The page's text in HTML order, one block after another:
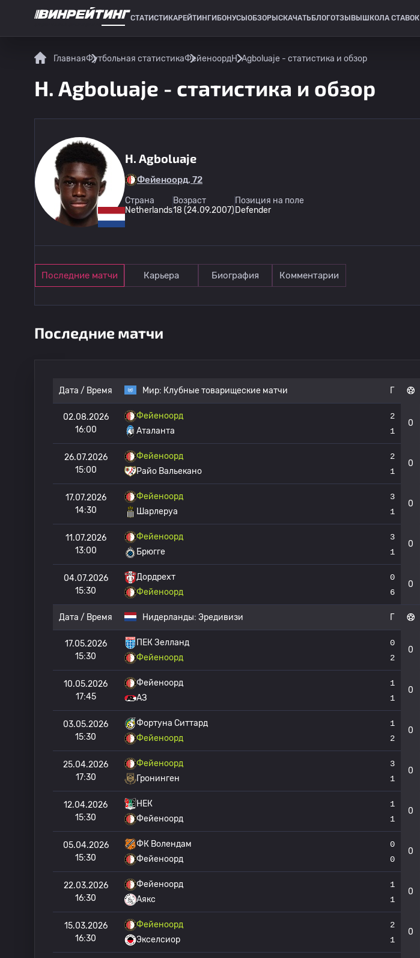
СТАТИСТИКАРЕЙТИНГИ БОНУСЫ ОБЗОРЫ СКАЧАТЬ БЛОГОТЗЫВЫ ШКОЛА СТАВОК
ГлавнаяФутбольная статистикаФейеноордH. Agboluaje - статистика и обзор
H. Agboluaje - статистика и обзор
H. Agboluaje
Фейеноорд, 72
Страна
Netherlands
Возраст
18 (24.09.2007)
Позиция на поле
Defender
Последние матчи Карьера Биография Комментарии
Последние матчи
Дата / Время Мир: Клубные товарищеские матчи Г
02.08.2026
16:00
Фейеноорд
Аталанта
2
1
0
26.07.2026
15:00
Фейеноорд
Райо Вальекано
2
1
0
17.07.2026
14:30
Фейеноорд
Шарлеруа
3
1
0
11.07.2026
13:00
Фейеноорд
Брюгге
3
1
0
04.07.2026
15:30
Дордрехт
Фейеноорд
0
6
0
Дата / Время Нидерланды: Эредивизи Г
17.05.2026
15:30
ПЕК Зелланд
Фейеноорд
0
2
0
10.05.2026
17:45
Фейеноорд
АЗ
1
1
0
03.05.2026
15:30
Фортуна Ситтард
Фейеноорд
1
2
0
25.04.2026
17:30
Фейеноорд
Гронинген
3
1
0
12.04.2026
15:30
НЕК
Фейеноорд
1
1
0
05.04.2026
15:30
ФК Волендам
Фейеноорд
0
0
0
22.03.2026
16:30
Фейеноорд
Аякс
1
1
0
15.03.2026
16:30
Фейеноорд
Экселсиор
2
1
0